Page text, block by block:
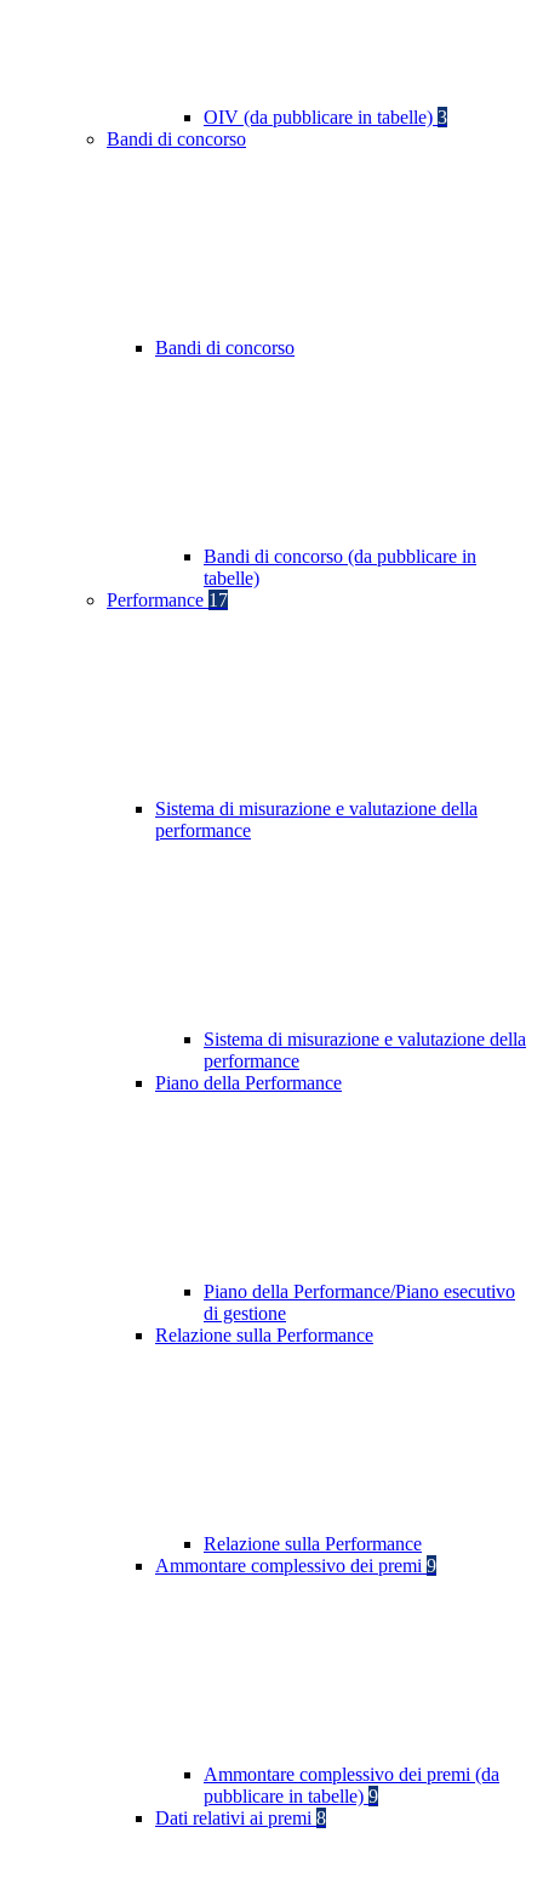
OIV (da pubblicare in tabelle) 3
Bandi di concorso
Bandi di concorso
Bandi di concorso (da pubblicare in
tabelle)
Performance 17
Sistema di misurazione e valutazione della
performance
Sistema di misurazione e valutazione della
performance
Piano della Performance
Piano della Performance/Piano esecutivo
di gestione
Relazione sulla Performance
Relazione sulla Performance
Ammontare complessivo dei premi 9
Ammontare complessivo dei premi (da
pubblicare in tabelle) 9
Dati relativi ai premi 8